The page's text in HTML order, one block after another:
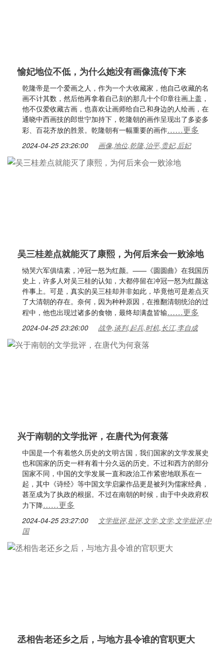
愉妃地位不低，为什么她没有画像流传下来
乾隆帝是一个爱画之人，作为一个大收藏家，他自己收藏的名
画不计其数，然后他再拿着自己刻的那几十个印章往画上盖，
他不仅爱收藏古画，也喜欢让画师给自己和身边的人绘画，在
通晓中西画技的郎世宁加持下，乾隆朝的画作呈现出了多姿多
彩、百花齐放的胜景。乾隆朝有一幅重要的画作……更多
2024-04-25 23:26:00 画像,地位,乾隆,治平,贵妃,后妃
吴三桂差点就能灭了康熙，为何后来会一败涂地
恸哭六军俱缟素，冲冠一怒为红颜。——《圆圆曲》在我国历
史上，许多人对吴三桂的认知，大都停留在冲冠一怒为红颜这
件事上。可是，真实的吴三桂却并非如此，毕竟他可是差点灭
了大清朝的存在。奈何，因为种种原因，在推翻清朝统治的过
程中，他也出现过诸多的食物，最终却满盘皆输……更多
2024-04-25 23:26:00 战争,谈判,起兵,时机,长江,李自成
兴于南朝的文学批评，在唐代为何衰落
中国是一个有着悠久历史的文明古国，我们国家的文学发展史
也和国家的历史一样有着十分久远的历史。不过和西方的部分
国家不同，中国的文学发展一直和政治工作紧密地联系在一
起，其中《诗经》等中国文学启蒙作品更是被列为儒家经典，
甚至成为了执政的根据。不过在南朝的时候，由于中央政府权
力下降……更多
2024-04-25 23:27:00
文学批评,批评,文学,文学,文学批评,中
国
丞相告老还乡之后，与地方县令谁的官职更大